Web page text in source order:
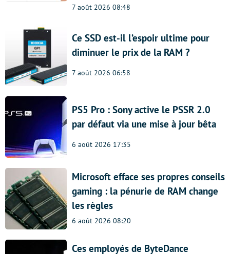
7 août 2026 08:48
Ce SSD est-il l’espoir ultime pour
diminuer le prix de la RAM ?
7 août 2026 06:58
PS5 Pro : Sony active le PSSR 2.0
par défaut via une mise à jour bêta
6 août 2026 17:35
Microsoft efface ses propres conseils
gaming : la pénurie de RAM change
les règles
6 août 2026 08:20
Ces employés de ByteDance